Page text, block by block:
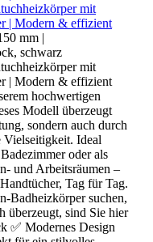
mit
| Modern & effizient
mm |
schwarz
mit
| Modern & effizient
hochwertigen
Modell überzeugt
sondern auch durch
Vielseitigkeit. Ideal
oder als
und Arbeitsräumen –
Tag für Tag.
Badheizkörper suchen,
überzeugt, sind Sie hier
✅ Modernes Design